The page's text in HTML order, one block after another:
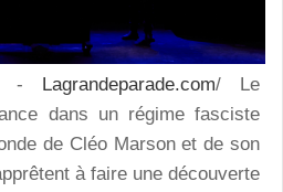
- Lagrandeparade.com/ Le
dans un régime fasciste
de Cléo Marson et de son
à faire une découverte